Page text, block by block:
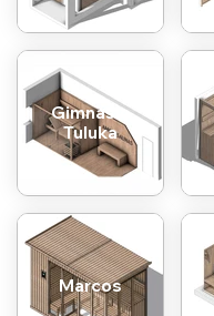
Gimnasio
Tuluka
Marcos